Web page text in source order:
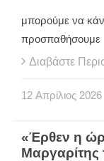
μπορούμε να
προσπαθήσουμε
Διαβάστε
12 Απρίλιος 2026
«Έρθεν η
Μαργαρίτης